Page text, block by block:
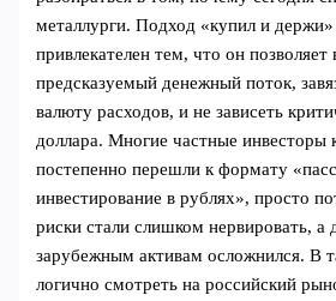
металлурги. Подход «купил и
привлекателен тем, что он позволяет
предсказуемый денежный поток,
валюту расходов, и не зависеть
доллара. Многие частные инвесторы
постепенно перешли к формату
инвестирование в рублях», просто
риски стали слишком нервировать, а
зарубежным активам осложнился. В
логично смотреть на российский